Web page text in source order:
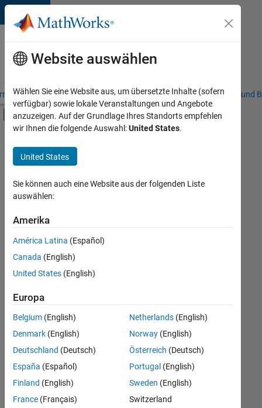
Weiter zum Inhalt
Karriere
bei
MathWorks
– Übersicht Stellensuche Niederlassungen Studierende und
Umschaltung für Off-Canvas-
Hauptinhalt
Praktika
Commercial Sales
Customer Support
Sales Operations
Marketing Communications
Marketing Services
Business Model Team
Human Resources
+8
Derzeit
es
keine
offenen
Stellen,
Ihren
Suchkriterien
entsprechen.
können
die
Suchkriterien
weiter
fassen
Website auswählen
Wählen Sie eine Website aus, um übersetzte Inhalte (sofern
verfügbar) sowie lokale Veranstaltungen und Angebote
anzuzeigen. Auf der Grundlage Ihres Standorts empfehlen
wir Ihnen die folgende Auswahl:United States.
United States
Sie können auch eine Website aus der folgenden Liste
auswählen:
Amerika
América Latina (Español)
Canada (English)
United States (English)
Europa
Belgium (English)
Denmark (English)
Deutschland (Deutsch)
España (Español)
Finland (English)
France (Français)
Netherlands(English)
Norway(English)
Österreich (Deutsch)
Portugal (English)
Sweden (English)
Switzerland